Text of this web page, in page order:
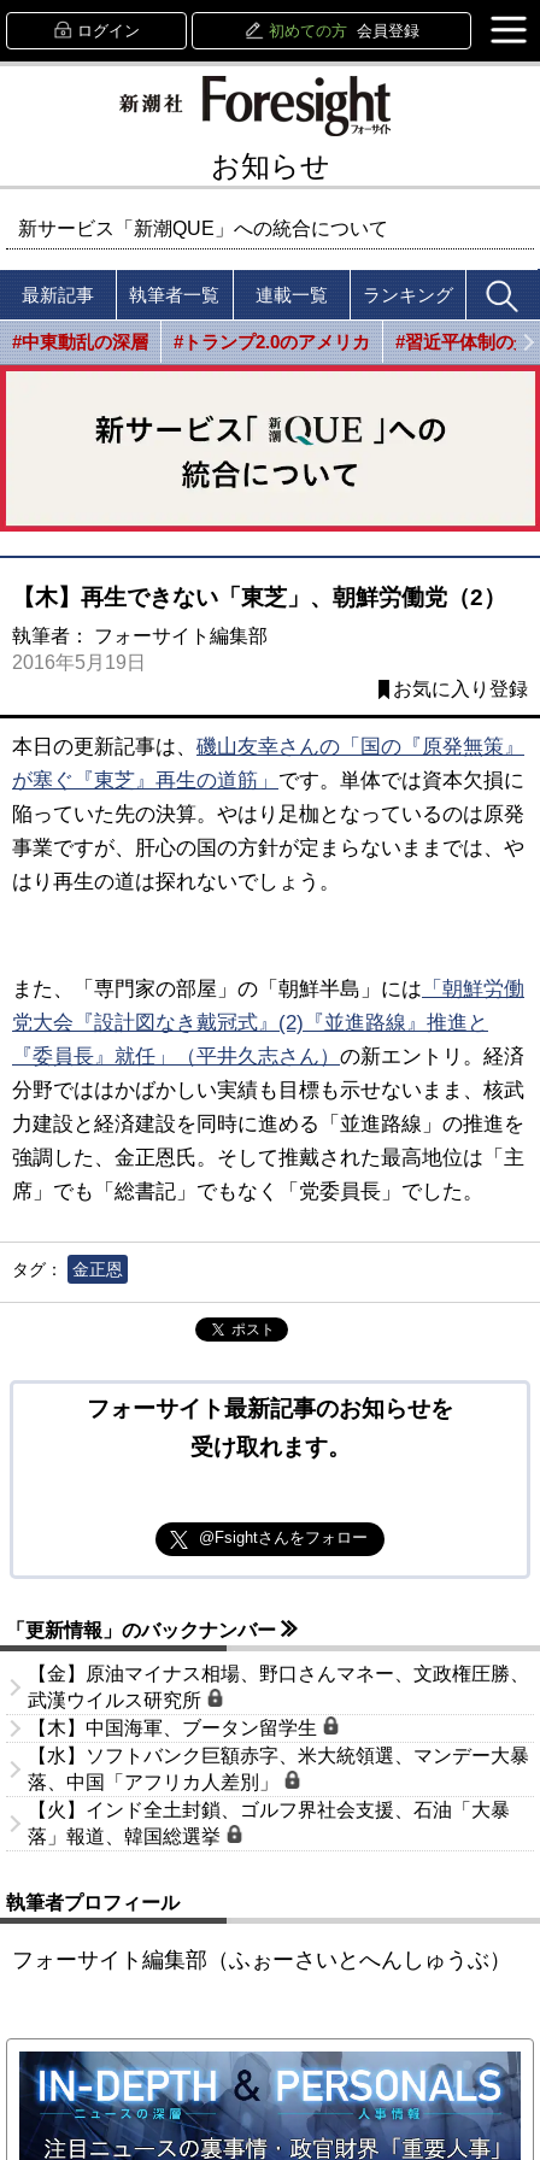
ログイン 初めての方 会員登録
お知らせ
新サービス「新潮QUE」への統合について
最新記事 執筆者一覧 連載一覧 ランキング
#中東動乱の深層 #トランプ2.0のアメリカ #習近平体制の光
【木】再生できない「東芝」、朝鮮労働党（2）
執筆者： フォーサイト編集部
2016年5月19日
お気に入り登録
本日の更新記事は、 磯山友幸さんの「国の『原発無策』
が塞ぐ『東芝』再生の道筋」 です。 単体では資本欠損に
陥っていた先の決算。やはり足枷となっているのは原発
事業ですが、肝心の国の方針が定まらないままでは、や
はり再生の道は探れないでしょう。
また、「専門家の部屋」の「朝鮮半島」には 「朝鮮労働
党大会『設計図なき戴冠式』(2)『並進路線』推進と
『委員長』就任」（平井久志さん） の新エントリ。 経済
分野でははかばかしい実績も目標も示せないまま、核武
力建設と経済建設を同時に進める「並進路線」の推進を
強調した、金正恩氏。そして推戴された最高地位は「主
席」でも「総書記」でもなく「党委員長」でした。
タグ： 金正恩
ポスト
フォーサイト最新記事のお知らせを
受け取れます。
@Fsightさんをフォロー
「更新情報」のバックナンバー
【金】原油マイナス相場、野口さんマネー、文政権圧勝、
武漢ウイルス研究所
【木】中国海軍、ブータン留学生
【水】ソフトバンク巨額赤字、米大統領選、マンデー大暴
落、中国「アフリカ人差別」
【火】インド全土封鎖、ゴルフ界社会支援、石油「大暴
落」報道、韓国総選挙
執筆者プロフィール
フォーサイト編集部（ふぉーさいとへんしゅうぶ）